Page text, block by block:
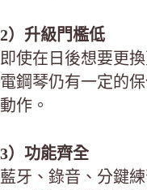
2）升級門檻低
即使在日後想要更
電鋼琴仍有一定的
動作。
3）功能齊全
藍牙、錄音、分鍵